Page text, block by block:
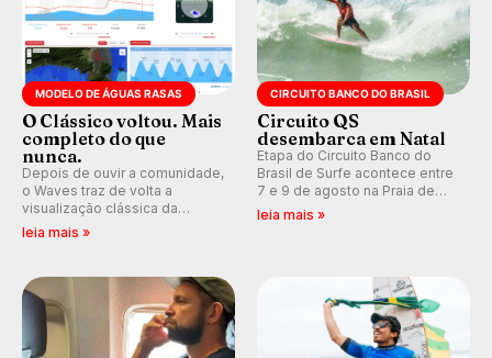
MODELO DE ÁGUAS RASAS
O Clássico voltou. Mais
completo do que
nunca.
Depois de ouvir a comunidade,
o Waves traz de volta a
visualização clássica da
previsão de águas rasas,
ondas para até 16 dias.
leia mais »
CIRCUITO BANCO DO BRASIL
Circuito QS
desembarca em Natal
Etapa do Circuito Banco do
Brasil de Surfe acontece entre
7 e 9 de agosto na Praia de
Miami (RN), em disputas
leia mais »